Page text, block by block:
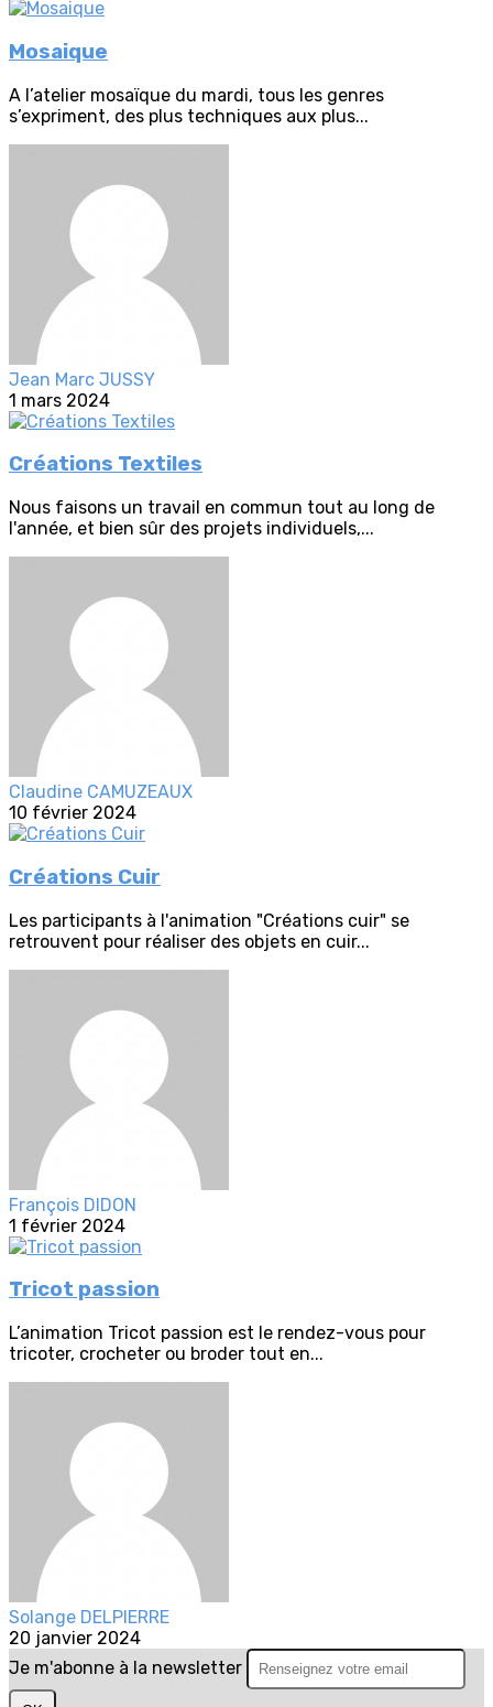
Mosaique
A l’atelier mosaïque du mardi, tous les genres
s’expriment, des plus techniques aux plus...
Jean Marc JUSSY
1 mars 2024
Créations Textiles
Nous faisons un travail en commun tout au long de
l'année, et bien sûr des projets individuels,...
Claudine CAMUZEAUX
10 février 2024
Créations Cuir
Les participants à l'animation "Créations cuir" se
retrouvent pour réaliser des objets en cuir...
François DIDON
1 février 2024
Tricot passion
L’animation Tricot passion est le rendez-vous pour
tricoter, crocheter ou broder tout en...
Solange DELPIERRE
20 janvier 2024
Je m'abonne à la newsletter